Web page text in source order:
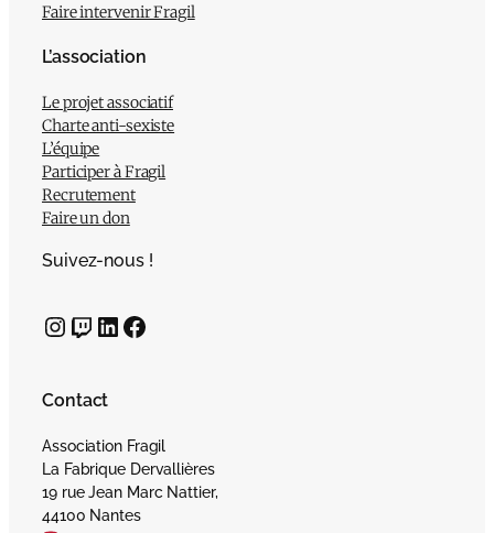
Faire intervenir Fragil
L’association
Le projet associatif
Charte anti-sexiste
L’équipe
Participer à Fragil
Recrutement
Faire un don
Suivez-nous !
InstagramTwitch LinkedIn Facebook
Contact
Association Fragil
La Fabrique Dervallières
19 rue Jean Marc Nattier,
44100 Nantes